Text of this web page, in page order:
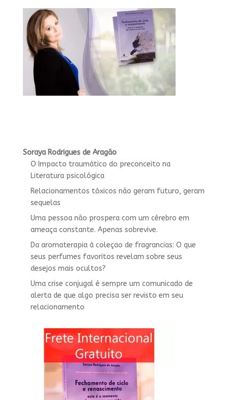
Soraya Rodrigues de Aragão
O Impacto traumático do preconceito na
Literatura psicológica
Relacionamentos tóxicos não geram futuro, geram
sequelas
Uma pessoa não prospera com um cérebro em
ameaça constante. Apenas sobrevive.
Da aromaterapia à coleçao de fragrancias: O que
seus perfumes favoritos revelam sobre seus
desejos mais ocultos?
Uma crise conjugal é sempre um comunicado de
alerta de que algo precisa ser revisto em seu
relacionamento